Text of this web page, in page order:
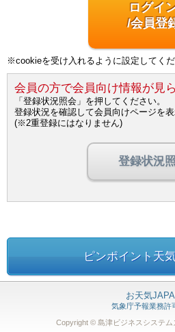
ログイ
/会員登
※cookieを受け入れるように設定してくだ
会員の方で会員向け情報が見
「登録状況照会」を押してください。
登録状況を確認して会員向けページを表
(※2重登録にはなりません)
登録状況
ピンポイント天
お天気
気象庁予報業務許
Copyright © 島津ビジネスシステム